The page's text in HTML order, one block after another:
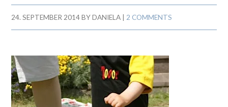
24. SEPTEMBER 2014BYDANIELA 2 COMMENTS